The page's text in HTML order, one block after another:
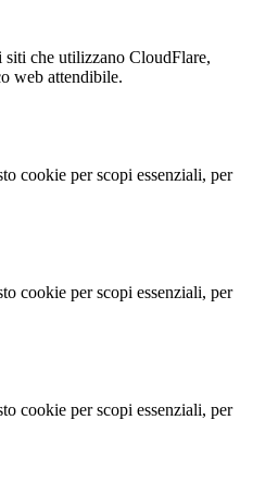
siti che utilizzano CloudFlare,
web attendibile.
cookie per scopi essenziali, per
cookie per scopi essenziali, per
cookie per scopi essenziali, per